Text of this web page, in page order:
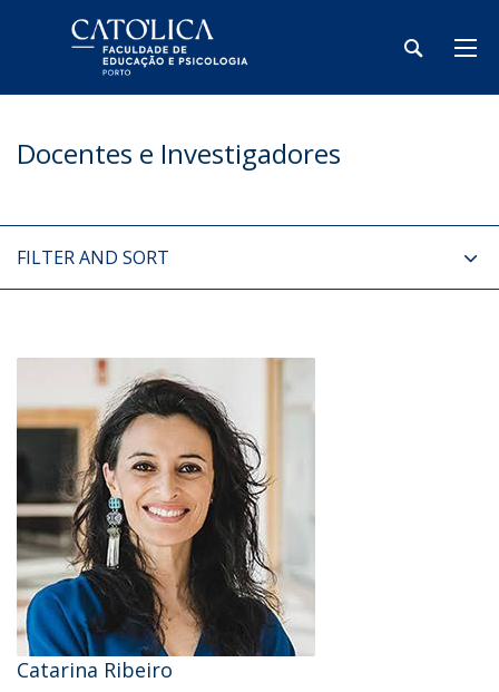
Docentes e Investigadores
FILTER AND SORT
Catarina Ribeiro